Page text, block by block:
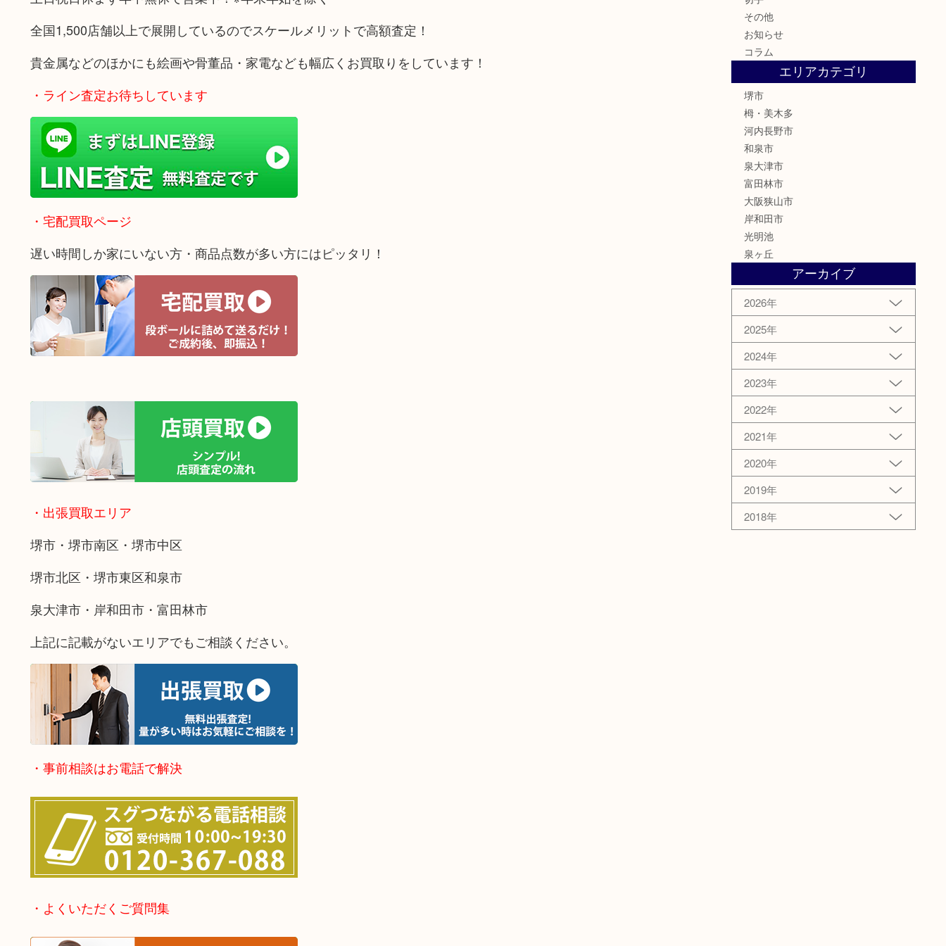
全国1,500店舗以上で展開しているのでスケールメリットで高額査定！
貴金属などのほかにも絵画や骨董品・家電なども幅広くお買取りをしています！
・ライン査定お待ちしています
・宅配買取ページ
遅い時間しか家にいない方・商品点数が多い方にはピッタリ！
・出張買取エリア
堺市・堺市南区・堺市中区
堺市北区・堺市東区和泉市
泉大津市・岸和田市・富田林市
上記に記載がないエリアでもご相談ください。
・事前相談はお電話で解決
・よくいただくご質問集
その他
お知らせ
コラム
エリアカテゴリ
堺市
栂・美木多
河内長野市
和泉市
泉大津市
富田林市
大阪狭山市
岸和田市
光明池
泉ヶ丘
アーカイブ
2026年
2025年
2024年
2023年
2022年
2021年
2020年
2019年
2018年